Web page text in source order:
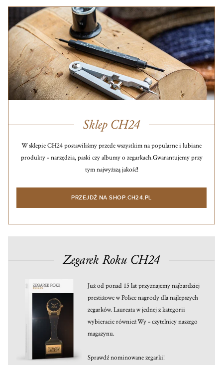
Sklep CH24
W sklepie CH24 postawiliśmy przede wszystkim na popularne i lubiane
produkty – narzędzia, paski czy albumy o zegarkach.Gwarantujemy przy
tym najwyższą jakość!
PRZEJDŹ NA SHOP.CH24.PL
Zegarek Roku CH24
Już od ponad 15 lat przyznajemy najbardziej
prestiżowe w Polsce nagrody dla najlepszych
zegarków. Laureata w jednej z kategorii
wybieracie również Wy – czytelnicy naszego
magazynu.
Sprawdź nominowane zegarki!